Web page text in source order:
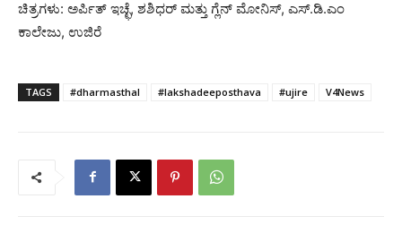
ಚಿತ್ರಗಳು: ಅರ್ಪಿತ್ ಇಚ್ಛೆ, ಶಶಿಧರ್ ಮತ್ತು ಗ್ಲೆನ್ ಮೋನಿಸ್, ಎಸ್.ಡಿ.ಎಂ
ಕಾಲೇಜು, ಉಜಿರೆ
TAGS #dharmasthal #lakshadeeposthava #ujire V4News